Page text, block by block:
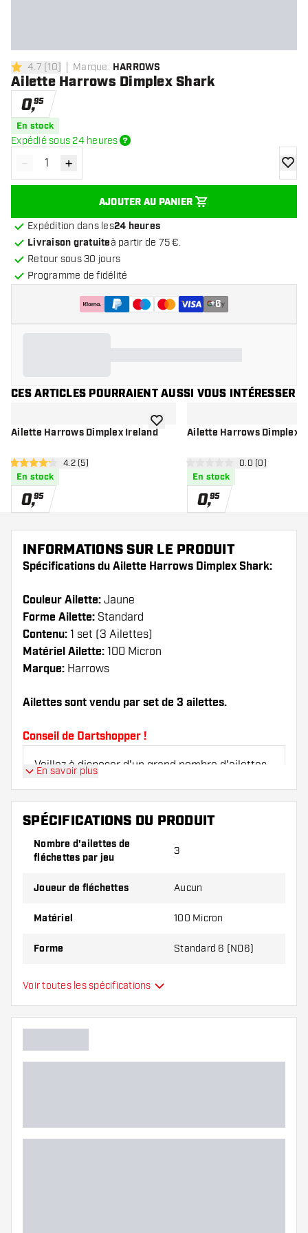
4.7 étoiles de notation
4.7 [10] Marque: HARROWS
Ailette Harrows Dimplex Shark
0,95
En stock
Expédié sous 24 heures
Diminuer la quantité
- Augmenter la quantité
+
AJOUTER AU PANIER
Expédition dans les24 heures
Livraison gratuiteà partir de 75 €.
Retour sous 30 jours
Programme de fidélité
+6
CES ARTICLES POURRAIENT AUSSI VOUS INTÉRESSER
Ailette Harrows Dimplex Ireland
ouvrir le panneau des avis
4.2 étoiles de notation
4.2 (5)
En stock
0,95
ajouter à la liste de souhaits
Ailette Harrows Dimplex
ouvrir le
0 étoiles de notation
0.0 (0)
En stock
0,95
INFORMATIONS SUR LE PRODUIT
Spécifications du Ailette Harrows Dimplex Shark:
Couleur Ailette: Jaune
Forme Ailette: Standard
Contenu: 1 set (3 Ailettes)
Matériel Ailette: 100 Micron
Marque: Harrows
Ailettes sont vendu par set de 3 ailettes.
Conseil de Dartshopper !
Veillez à disposer d'un grand nombre d'ailettes
cassés à l'usage.
Essayez une forme, un matériau ou une
épaisseur différents des ailettes pour découvrir
En savoir plus
SPÉCIFICATIONS DU PRODUIT
Nombre d'ailettes de
fléchettes par jeu
3
Joueur de fléchettes Aucun
Matériel 100 Micron
Forme Standard 6 (NO6)
Type
Flexibilité
Voir toutes les spécifications